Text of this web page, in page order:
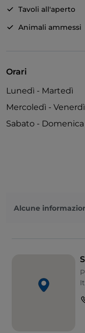
Tavoli all'aperto
Animali ammessi
Orari
Lunedì - Martedì
Mercoledì - Venerdì
Sabato - Domenica
Alcune